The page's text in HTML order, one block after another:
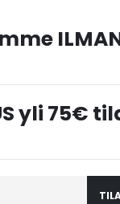
ILMAN
yli 75€